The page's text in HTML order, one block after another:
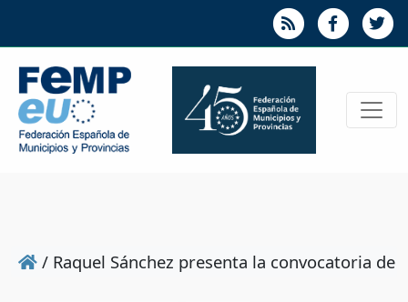
/ Raquel Sánchez presenta la convocatoria